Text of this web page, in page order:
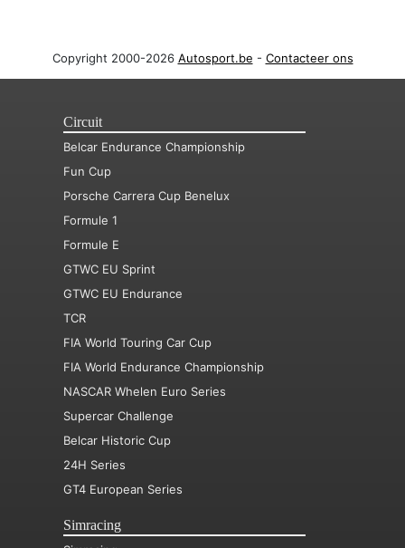
Copyright 2000-2026 Autosport.be - Contacteer ons
Circuit
Belcar Endurance Championship
Fun Cup
Porsche Carrera Cup Benelux
Formule 1
Formule E
GTWC EU Sprint
GTWC EU Endurance
TCR
FIA World Touring Car Cup
FIA World Endurance Championship
NASCAR Whelen Euro Series
Supercar Challenge
Belcar Historic Cup
24H Series
GT4 European Series
Simracing